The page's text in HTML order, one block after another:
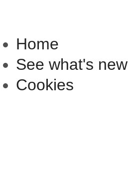
Home
See what's new
Cookies